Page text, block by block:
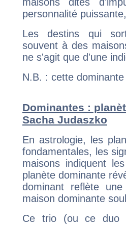
maisons dites
personnalité
Les destins qui
souvent à des
ne s'agit que d'une
N.B. : cette
Dominantes :
Sacha Judaszko
En astrologie, les
fondamentales, les
maisons indiquent
planète dominante
dominant reflète
maison dominante
Ce trio (ou ce duo